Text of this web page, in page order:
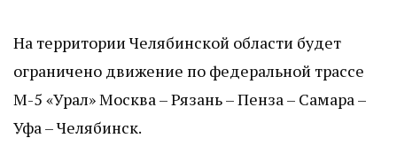
На территории Челябинской области будет
ограничено движение по федеральной трассе
М-5 «Урал» Москва – Рязань – Пенза – Самара –
Уфа – Челябинск.